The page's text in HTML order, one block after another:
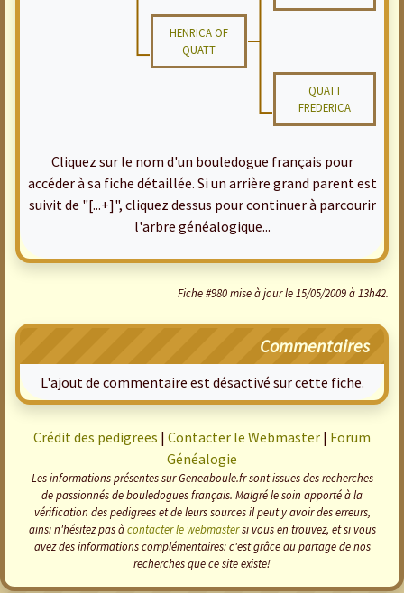
HENRICA OF
QUATT
QUATT
FREDERICA
Cliquez sur le nom d'un bouledogue français pour
accéder à sa fiche détaillée. Si un arrière grand parent est
suivit de "[...+]", cliquez dessus pour continuer à parcourir
l'arbre généalogique...
Fiche #980 mise à jour le 15/05/2009 à 13h42.
Commentaires
L'ajout de commentaire est désactivé sur cette fiche.
Crédit des pedigrees | Contacter le Webmaster | Forum
Généalogie
Les informations présentes sur Geneaboule.fr sont issues des recherches
de passionnés de bouledogues français. Malgré le soin apporté à la
vérification des pedigrees et de leurs sources il peut y avoir des erreurs,
ainsi n'hésitez pas àcontacter le webmastersi vous en trouvez, et si vous
avez des informations complémentaires: c'est grâce au partage de nos
recherches que ce site existe!